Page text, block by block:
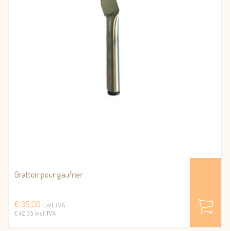
Grattoir pour gaufrier
€ 35,00 Excl. TVA
€ 42.35 Incl. TVA